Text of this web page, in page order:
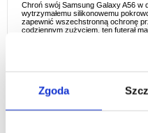
Zgoda
Chroń swój Samsung Galaxy A56 w
wytrzymałemu silikonowemu
zapewnić wszechstronną ochronę
codziennym zużyciem, ten futerał
smukły profil zachowuje elegancką
- Powierzchnia zapobiegająca
- Zintegrowany pasek na rękę dla